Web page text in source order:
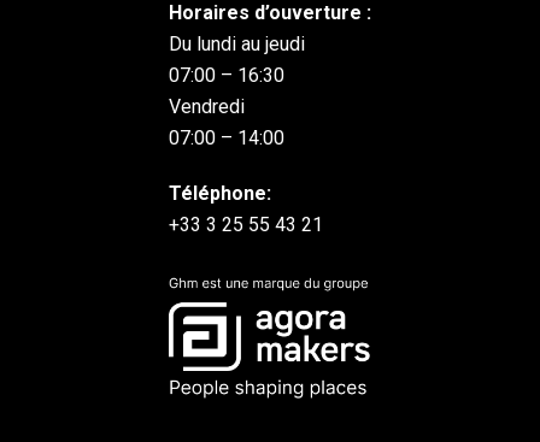
Horaires d’ouverture :
Du lundi au jeudi
07:00 – 16:30
Vendredi
07:00 – 14:00
Téléphone:
+33 3 25 55 43 21